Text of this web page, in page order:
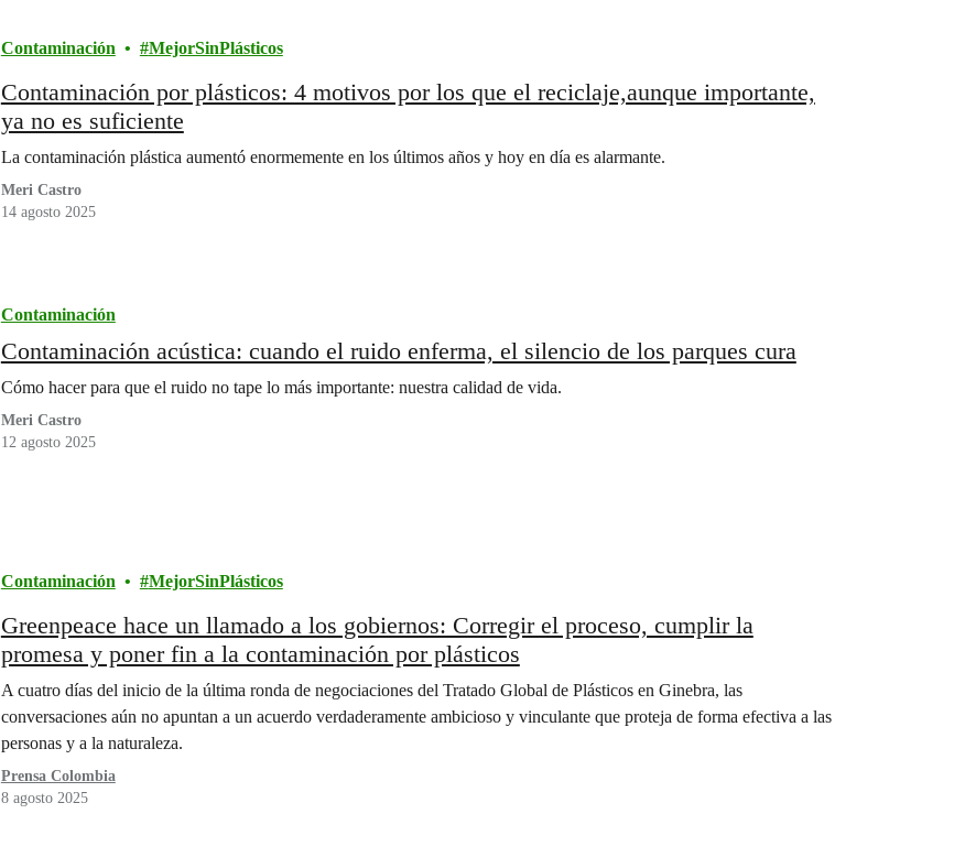
Contaminación MejorSinPlásticos
Contaminación por plásticos: 4 motivos por los que el reciclaje,aunque importante,
ya no es suficiente
La contaminación plástica aumentó enormemente en los últimos años y hoy en día es alarmante.
Meri Castro
14 agosto 2025
Contaminación
Contaminación acústica: cuando el ruido enferma, el silencio de los parques cura
Cómo hacer para que el ruido no tape lo más importante: nuestra calidad de vida.
Meri Castro
12 agosto 2025
Contaminación MejorSinPlásticos
Greenpeace hace un llamado a los gobiernos: Corregir el proceso, cumplir la
promesa y poner fin a la contaminación por plásticos
A cuatro días del inicio de la última ronda de negociaciones del Tratado Global de Plásticos en Ginebra, las
conversaciones aún no apuntan a un acuerdo verdaderamente ambicioso y vinculante que proteja de forma efectiva a las
personas y a la naturaleza.
Prensa Colombia
8 agosto 2025